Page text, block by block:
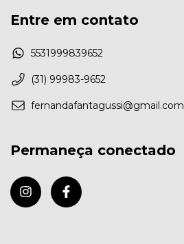
Entre em contato
5531999839652
(31) 99983-9652
fernandafantagussi@gmail.com
Permaneça conectado